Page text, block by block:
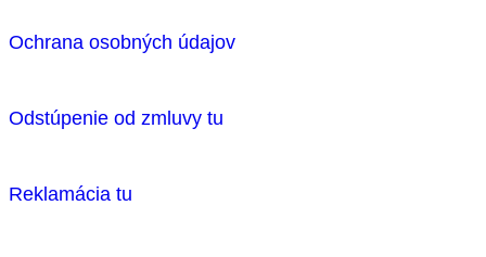
Ochrana osobných údajov
Odstúpenie od zmluvy tu
Reklamácia tu